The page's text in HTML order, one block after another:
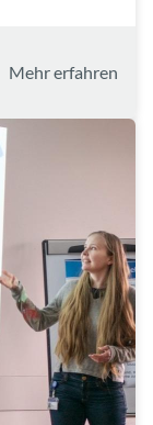
Mehr erfahren